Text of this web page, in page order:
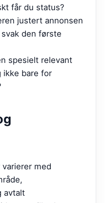
får du status?
justert annonsen
den første
spesielt relevant
ikke bare for
med
avtalt